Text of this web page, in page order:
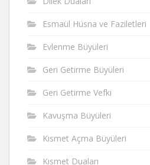
Esmaül Hüsna ve Faziletleri
Evlenme Büyüleri
Geri Getirme Büyüleri
Geri Getirme Vefki
Kavuşma Büyüleri
Kısmet Açma Büyüleri
Kısmet Duaları